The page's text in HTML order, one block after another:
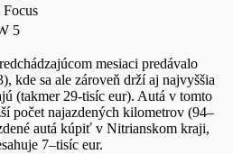
Focus
5
mesiaci predávalo
kde sa ale zároveň drží aj najvyššia
(takmer 29-tisíc eur). Autá v tomto
počet najazdených kilometrov (94–
autá kúpiť v Nitrianskom kraji,
7–tisíc eur.